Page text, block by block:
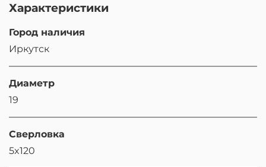
Характеристики
Город наличия
Иркутск
Диаметр
19
Сверловка
5x120